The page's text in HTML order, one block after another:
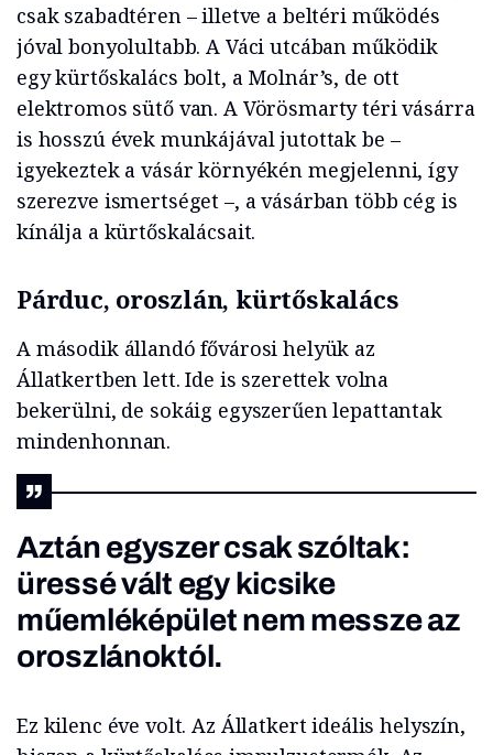
csak szabadtéren – illetve a beltéri működés
jóval bonyolultabb. A Váci utcában működik
egy kürtőskalács bolt, a Molnár’s, de ott
elektromos sütő van. A Vörösmarty téri vásárra
is hosszú évek munkájával jutottak be –
igyekeztek a vásár környékén megjelenni, így
szerezve ismertséget –, a vásárban több cég is
kínálja a kürtőskalácsait.
Párduc, oroszlán, kürtőskalács
A második állandó fővárosi helyük az
Állatkertben lett. Ide is szerettek volna
bekerülni, de sokáig egyszerűen lepattantak
mindenhonnan.
Aztán egyszer csak szóltak:
üressé vált egy kicsike
műemléképület nem messze az
oroszlánoktól.
Ez kilenc éve volt. Az Állatkert ideális helyszín,